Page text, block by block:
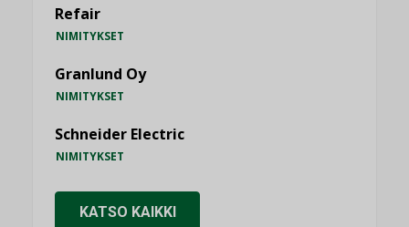
Refair
NIMITYKSET
Granlund Oy
NIMITYKSET
Schneider Electric
NIMITYKSET
KATSO KAIKKI